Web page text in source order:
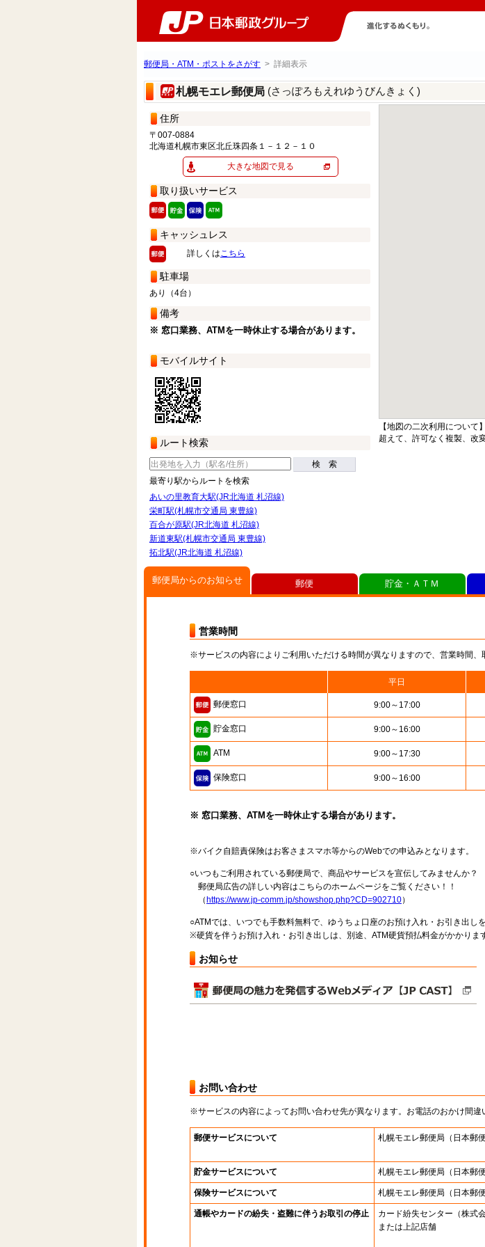
郵便局・ATM・ポストをさがす > 詳細表示
札幌モエレ郵便局 (さっぽろもえれゆうびんきょく)
住所
〒007-0884
北海道札幌市東区北丘珠四条１－１２－１０
大きな地図で見る
取り扱いサービス
キャッシュレス
詳しくはこちら
駐車場
あり（4台）
備考
※ 窓口業務、ATMを一時休止する場合があります。
モバイルサイト
ルート検索
検 索
最寄り駅からルートを検索
あいの里教育大駅(JR北海道 札沼線)
栄町駅(札幌市交通局 東豊線)
百合が原駅(JR北海道 札沼線)
新道東駅(札幌市交通局 東豊線)
拓北駅(JR北海道 札沼線)
【地図の二次利用につい
超えて、許可なく複製、改
郵便局からのお知らせ
営業時間
※サービスの内容によりご利用いただける時間が異なりますので、営業時間、
平日
郵便窓口 9:00～17:00
貯金窓口 9:00～16:00
ATM 9:00～17:30
保険窓口 9:00～16:00
※ 窓口業務、ATMを一時休止する場合があります。
※バイク自賠責保険はお客さまスマホ等からのWebでの申込みとなります。
○いつもご利用されている郵便局で、商品やサービスを宣伝してみませんか？
郵便局広告の詳しい内容はこちらのホームページをご覧ください！！
（ https://www.jp-comm.jp/showshop.php?CD=902710）
○ATMでは、いつでも手数料無料で、ゆうちょ口座のお預け入れ・お引き出し
※硬貨を伴うお預け入れ・お引き出しは、別途、ATM硬貨預払料金がかかりま
お知らせ
お問い合わせ
※サービスの内容によってお問い合わせ先が異なります。お電話のおかけ間違
郵便サービスについて 札幌モエレ郵便局 （日本郵
貯金サービスについて 札幌モエレ郵便局 （日本郵
保険サービスについて 札幌モエレ郵便局 （日本郵
通帳やカードの紛失・盗難に伴うお取引の停止 カード紛失センター （株式
または上記店舗
郵便 貯金・ＡＴＭ